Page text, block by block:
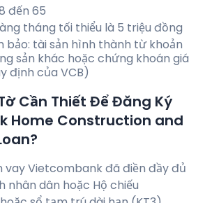
đến 65
tháng tối thiểu là 5 triệu đồng
bảo: tài sản hình thành từ khoản
sản khác hoặc chứng khoán giá
định của VCB)
Cần Thiết Để Đăng Ký
Home Construction and
vay Vietcombank đã điền đầy đủ
nhân dân hoặc Hộ chiếu